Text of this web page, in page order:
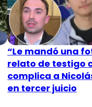
“Le mandó una
relato de testigo
complica a
en tercer juicio